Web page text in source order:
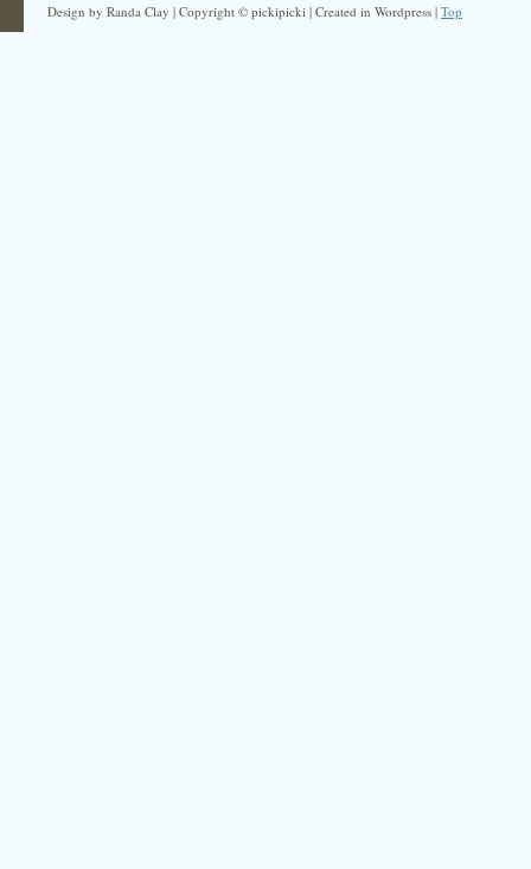
Design by Randa Clay | Copyright © pickipicki | Created in Wordpress | Top